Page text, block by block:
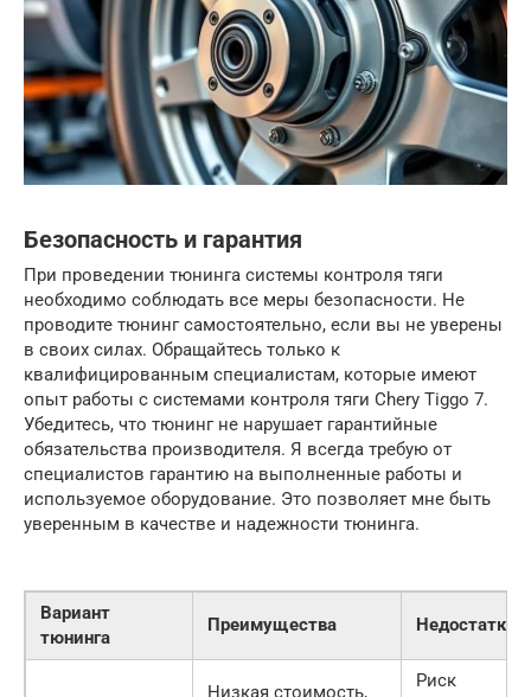
Безопасность и гарантия
При проведении тюнинга системы контроля тяги
необходимо соблюдать все меры безопасности. Не
проводите тюнинг самостоятельно, если вы не уверены
в своих силах. Обращайтесь только к
квалифицированным специалистам, которые имеют
опыт работы с системами контроля тяги Chery Tiggo 7.
Убедитесь, что тюнинг не нарушает гарантийные
обязательства производителя. Я всегда требую от
специалистов гарантию на выполненные работы и
используемое оборудование. Это позволяет мне быть
уверенным в качестве и надежности тюнинга.
Вариант
тюнинга
Преимущества Недостатки
Низкая стоимость,
Риск